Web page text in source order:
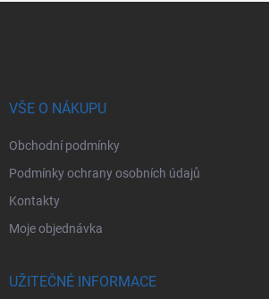
VŠE O NÁKUPU
Obchodní podmínky
Podmínky ochrany osobních údajů
Kontakty
Moje objednávka
UŽITEČNÉ INFORMACE